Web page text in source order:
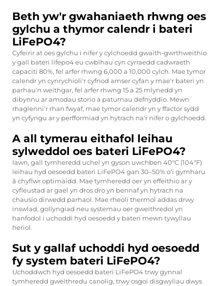
Beth yw'r gwahaniaeth rhwng oes
gylchu a thymor calendr i bateri
LiFePO4?
Cyfeirir at oes gylchu i nifer y cylchoedd gwaith-gwrthweithio
y gall bateri lifepo4 eu cwblhau cyn cyrraedd cadwraeth
capaciti 80%, fel arfer rhwng 6,000 a 10,000 cylch. Mae tymor
calendr yn cynrychioli'r cyfnod amser cyfan y mae'r bateri yn
parhau'n weithgar, fel arfer rhwng 15 a 25 mlynedd yn
dibynnu ar amodau storio a paturnau defnyddio. Mewn
rhaglenni'r rhan fwyaf, mae tymor calendr yn y ffactor sydd
yn cyfyngu ar y perfformiad yn hytrach na'r nifer o gylchoedd.
A all tymerau eithafol leihau
sylweddol oes bateri LiFePO4?
Iawn, gall tymheredd uchel yn gyson uwchben 40°C (104°F)
leihau hyd oesoedd bateri LiFePO4 gan 30–50% o'i gymharu
â chyflwr optimaidd. Mae tymheredd oer yn effeithio ar y
cyfleustad ar gael yn dros dro yn bennaf yn hytrach na
chausio dirwedd parhaol. Mae rheoli thermol addas drwy
inswlad, gollyngiad neu systemau oer gweithredol yn
hanfodol i uchoddi hyd oesoedd y bateri mewn tywyllau
heriol.
Sut y gallaf uchoddi hyd oesoedd
fy system bateri LiFePO4?
Uchoddwch hyd oesoedd bateri LiFePO4 trwy gynnal
tymheredd gweithredu canolig, trwy osgoi disgwyliau dwys